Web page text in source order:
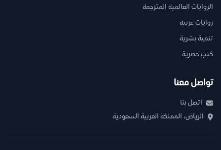
الروايات العالمية المترجمة
روايات عربية
تنمية بشرية
كتب حصرية
تواصل معنا
اتصل بنا
الرياض، المملكة العربية السعودية